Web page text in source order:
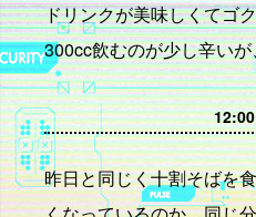
ドリンクが美味しくてゴ
300cc飲むのが少し辛い
昨日と同じく十割そばを